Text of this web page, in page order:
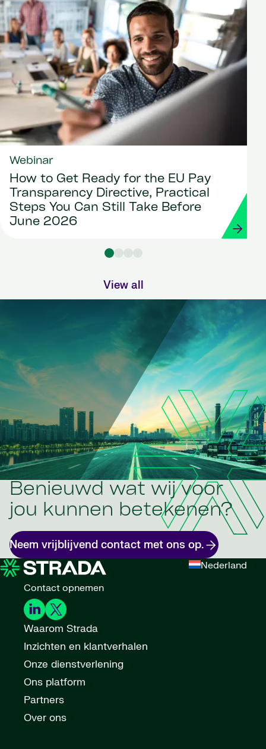
Webinar
How to Get Ready for the EU Pay
Transparency Directive, Practical
Steps You Can Still Take Before
June 2026
View all
Benieuwd wat wij voor
jou kunnen betekenen?
Neem vrijblijvend contact met ons op.
Nederland
Contact opnemen
Waarom Strada
Inzichten en klantverhalen
Onze dienstverlening
Ons platform
Partners
Over ons